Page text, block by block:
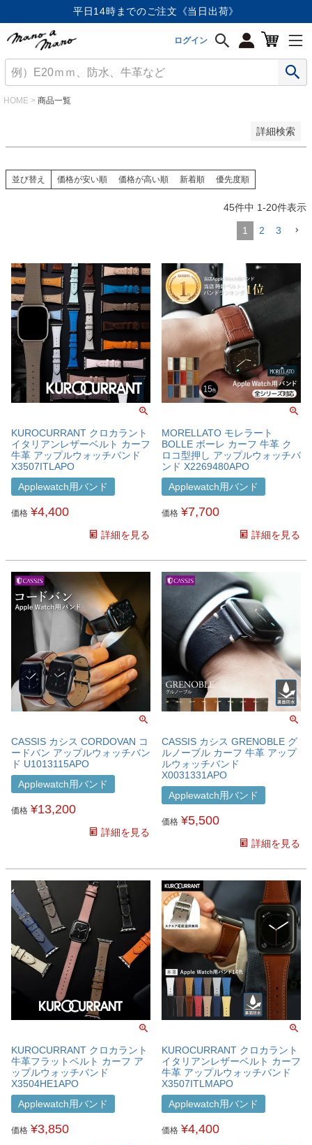
平日14時までのご注文《当日出荷》
ログイン
HOME 商品一覧
詳細検索
価格が安い順
価格が高い順
優先度順
キーワードヒット順
並び替え 価格が安い順 価格が高い順 新着順 優先度順
45件中 1-20件表示
1 2 3
KUROCURRANT クロカラント
イタリアンレザーベルト カーフ
牛革 アップルウォッチバンド
X3507ITLAPO
Applewatch用バンド
価格 ¥4,400
詳細を見る
MORELLATO モレラート
BOLLE ボーレ カーフ 牛革 ク
ロコ型押し アップルウォッチバ
ンド X2269480APO
Applewatch用バンド
価格 ¥7,700
詳細を見る
CASSIS カシス CORDOVAN コ
ードバン アップルウォッチバン
ド U1013115APO
Applewatch用バンド
価格 ¥13,200
詳細を見る
CASSIS カシス GRENOBLE グ
ルノーブル カーフ 牛革 アップ
ルウォッチバンド
X0031331APO
Applewatch用バンド
価格 ¥5,500
詳細を見る
KUROCURRANT クロカラント
牛革フラットベルト カーフ ア
ップルウォッチバンド
X3504HE1APO
Applewatch用バンド
価格 ¥3,850
KUROCURRANT クロカラント
イタリアンレザーベルト カーフ
牛革 アップルウォッチバンド
X3507ITLMAPO
Applewatch用バンド
価格 ¥4,400